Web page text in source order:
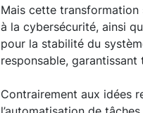
Mais cette transformation
à la cybersécurité, ainsi
pour la stabilité du
responsable,
Contrairement aux idées